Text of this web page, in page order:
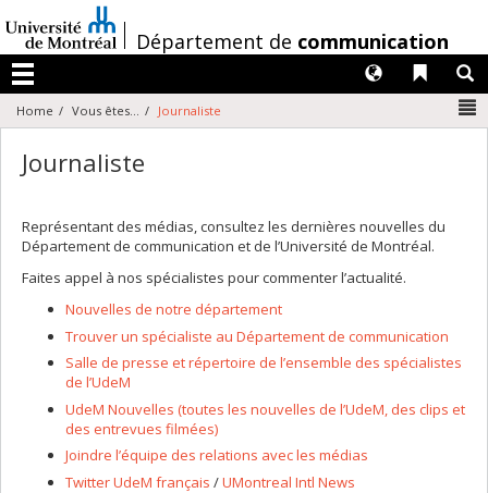
au
contenu
/Département de communication
Menu
Liens
Langues
Home Vous êtes... Journaliste
Journaliste
Représentant des médias, consultez les dernières nouvelles du
Département de communication et de l’Université de Montréal.
Faites appel à nos spécialistes pour commenter l’actualité.
Nouvelles de notre département
Trouver un spécialiste au Département de communication
Salle de presse et répertoire de l’ensemble des spécialistes
de l’UdeM
UdeM Nouvelles (toutes les nouvelles de l’UdeM, des clips et
des entrevues filmées)
Joindre l’équipe des relations avec les médias
Twitter UdeM français /UMontreal Intl News